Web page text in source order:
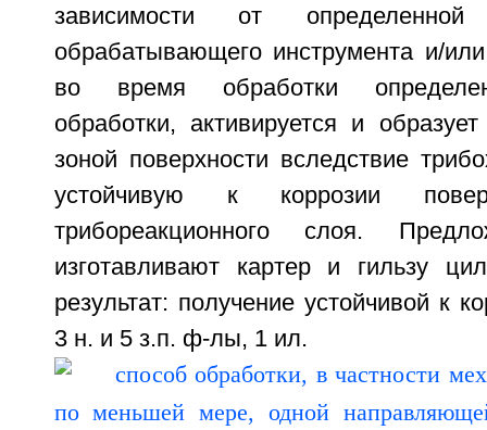
зависимости от
обрабатывающего инструмента и/
во время обработки
обработки, активируется и
зоной поверхности вследствие
устойчивую к коррозии
трибореакционного слоя.
изготавливают картер и гильзу
результат: получение устойчивой к
3 н. и 5 з.п. ф-лы, 1 ил.